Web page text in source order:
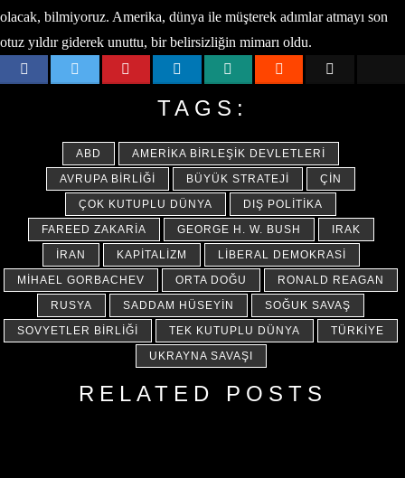
olacak, bilmiyoruz. Amerika, dünya ile müşterek adımlar atmayı son
otuz yıldır giderek unuttu, bir belirsizliğin mimarı oldu.
TAGS:
ABD
AMERIKA BIRLEŞIK DEVLETLERI
AVRUPA BIRLIĞI
BÜYÜK STRATEJI
ÇIN
ÇOK KUTUPLU DÜNYA
DIŞ POLITIKA
FAREED ZAKARIA
GEORGE H. W. BUSH
IRAK
İRAN
KAPITALIZM
LIBERAL DEMOKRASI
MIHAEL GORBACHEV
ORTA DOĞU
RONALD REAGAN
RUSYA
SADDAM HÜSEYIN
SOĞUK SAVAŞ
SOVYETLER BIRLIĞI
TEK KUTUPLU DÜNYA
TÜRKIYE
UKRAYNA SAVAŞI
RELATED POSTS